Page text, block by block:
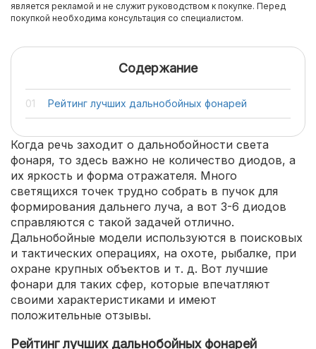
является рекламой и не служит руководством к покупке. Перед
покупкой необходима консультация со специалистом.
Содержание
Рейтинг лучших дальнобойных фонарей
Когда речь заходит о дальнобойности света
фонаря, то здесь важно не количество диодов, а
их яркость и форма отражателя. Много
светящихся точек трудно собрать в пучок для
формирования дальнего луча, а вот 3-6 диодов
справляются с такой задачей отлично.
Дальнобойные модели используются в поисковых
и тактических операциях, на охоте, рыбалке, при
охране крупных объектов и т. д. Вот лучшие
фонари для таких сфер, которые впечатляют
своими характеристиками и имеют
положительные отзывы.
Рейтинг лучших дальнобойных фонарей